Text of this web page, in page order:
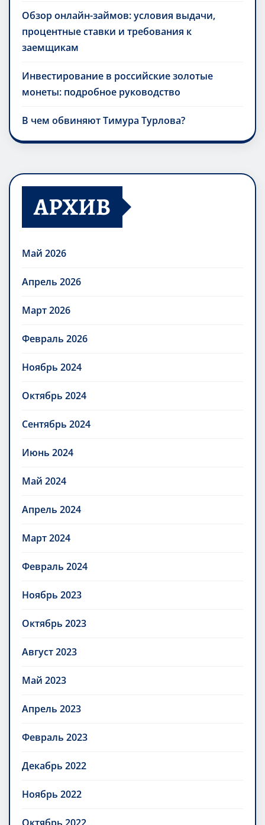
Обзор онлайн-займов: условия выдачи,
процентные ставки и требования к
заемщикам
Инвестирование в российские золотые
монеты: подробное руководство
В чем обвиняют Тимура Турлова?
АРХИВ
Май 2026
Апрель 2026
Март 2026
Февраль 2026
Ноябрь 2024
Октябрь 2024
Сентябрь 2024
Июнь 2024
Май 2024
Апрель 2024
Март 2024
Февраль 2024
Ноябрь 2023
Октябрь 2023
Август 2023
Май 2023
Апрель 2023
Февраль 2023
Декабрь 2022
Ноябрь 2022